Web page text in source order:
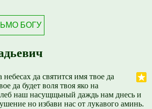
БОГУ
да святится имя твое да
да будет воля твоя яко на
наш насущщьный даждь нам днесь и
но избави нас от лукавого аминь.